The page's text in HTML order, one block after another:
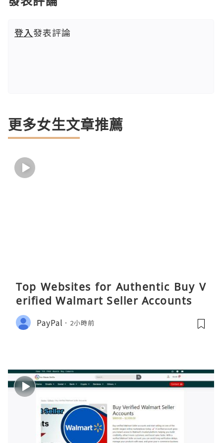
登入發表評論
更多女生文章推薦
Top Websites for Authentic Buy V
erified Walmart Seller Accounts
PayPal 2小時前